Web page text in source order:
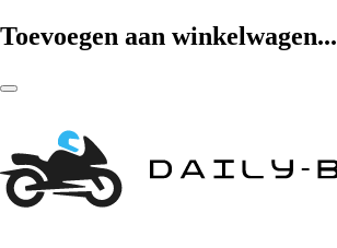
Toevoegen aan winkelwagen...